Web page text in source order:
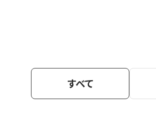
すべて